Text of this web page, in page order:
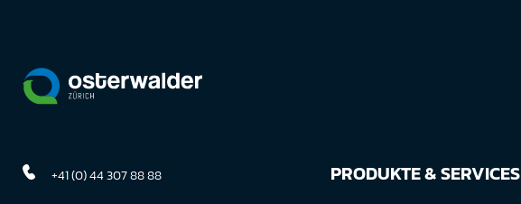
+41 (0) 44 307 88 88 PRODUKTE & SERVICES